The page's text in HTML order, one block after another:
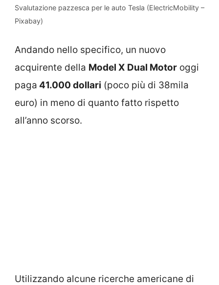
Svalutazione pazzesca per le auto Tesla (ElectricMobility –
Pixabay)
Andando nello specifico, un nuovo
acquirente della Model X Dual Motor oggi
paga 41.000 dollari (poco più di 38mila
euro) in meno di quanto fatto rispetto
all’anno scorso.
Utilizzando alcune ricerche americane di